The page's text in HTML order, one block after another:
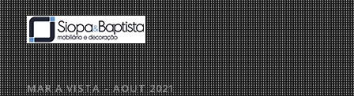
MAR A VISTA – AOUT 2021